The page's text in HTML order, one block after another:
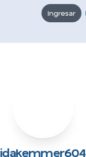
Ingresar
idakemmer604